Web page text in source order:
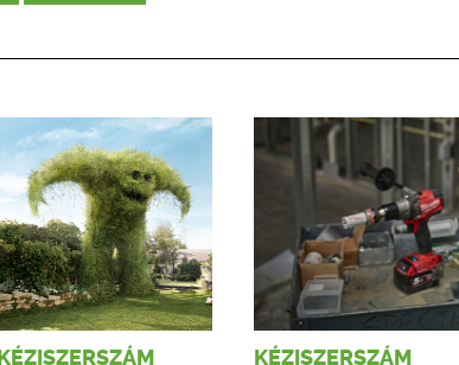
KÉZISZERSZÁM KÉZISZERSZÁM